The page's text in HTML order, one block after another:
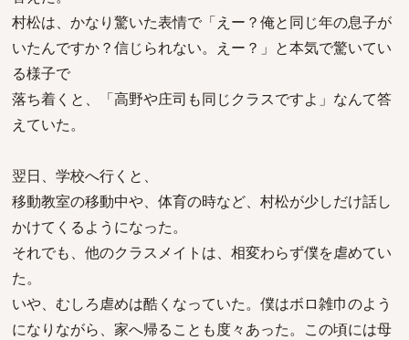
村松は、かなり驚いた表情で「えー？俺と同じ年の息子が
いたんですか？信じられない。えー？」と本気で驚いてい
る様子で
落ち着くと、「高野や庄司も同じクラスですよ」なんて答
えていた。
翌日、学校へ行くと、
移動教室の移動中や、体育の時など、村松が少しだけ話し
かけてくるようになった。
それでも、他のクラスメイトは、相変わらず僕を虐めてい
た。
いや、むしろ虐めは酷くなっていた。僕はボロ雑巾のよう
になりながら、家へ帰ることも度々あった。この頃には母